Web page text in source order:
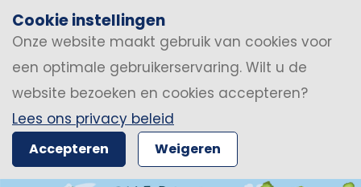
Cookie instellingen
Onze website maakt gebruik van cookies voor
een optimale gebruikerservaring. Wilt u de
website bezoeken en cookies accepteren?
Lees ons privacy beleid
Accepteren Weigeren